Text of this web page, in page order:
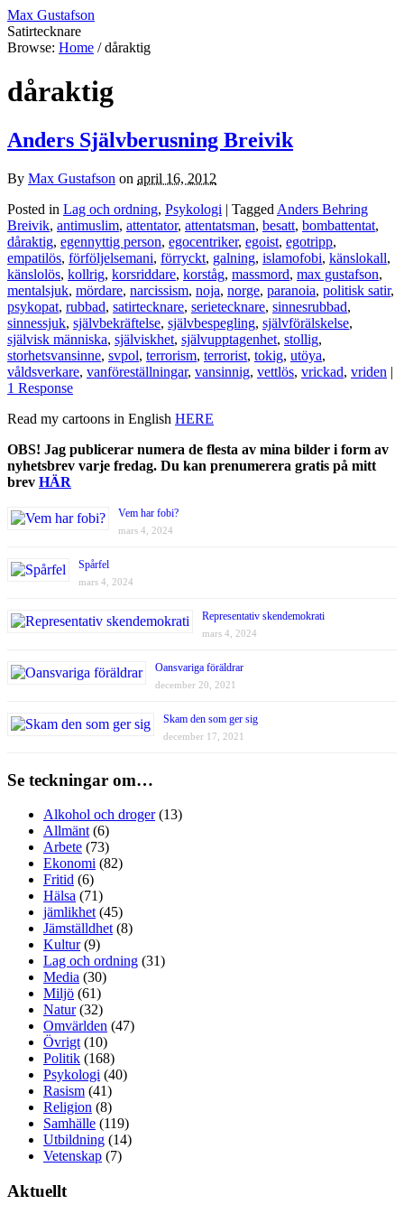
Max Gustafson
Satirtecknare
Browse: Home / dåraktig
dåraktig
Anders Självberusning Breivik
By Max Gustafson on april 16, 2012
Posted in Lag och ordning, Psykologi | Tagged Anders Behring
Breivik, antimuslim, attentator, attentatsman, besatt, bombattentat,
dåraktig, egennyttig person, egocentriker, egoist, egotripp,
empatilös, förföljelsemani, förryckt, galning, islamofobi, känslokall,
känslolös, kollrig, korsriddare, korståg, massmord, max gustafson,
mentalsjuk, mördare, narcissism, noja, norge, paranoia, politisk satir,
psykopat, rubbad, satirtecknare, serietecknare, sinnesrubbad,
sinnessjuk, självbekräftelse, självbespegling, självförälskelse,
självisk människa, själviskhet, självupptagenhet, stollig,
storhetsvansinne, svpol, terrorism, terrorist, tokig, utöya,
våldsverkare, vanföreställningar, vansinnig, vettlös, vrickad, vriden |
1 Response
Read my cartoons in English HERE
OBS! Jag publicerar numera de flesta av mina bilder i form av
nyhetsbrev varje fredag. Du kan prenumerera gratis på mitt
brev HÄR
Vem har fobi?
mars 4, 2024
Spårfel
mars 4, 2024
Representativ skendemokrati
mars 4, 2024
Oansvariga föräldrar
december 20, 2021
Skam den som ger sig
december 17, 2021
Se teckningar om…
Alkohol och droger(13)
Allmänt (6)
Arbete (73)
Ekonomi (82)
Fritid (6)
Hälsa (71)
jämlikhet (45)
Jämställdhet (8)
Kultur(9)
Lag och ordning (31)
Media (30)
Miljö (61)
Natur(32)
Omvärlden (47)
Övrigt (10)
Politik (168)
Psykologi (40)
Rasism (41)
Religion (8)
Samhälle (119)
Utbildning (14)
Vetenskap (7)
Aktuellt